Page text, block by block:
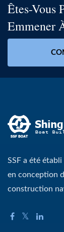
Êtes-Vous
Emmener
SSF a été
en conception
construction